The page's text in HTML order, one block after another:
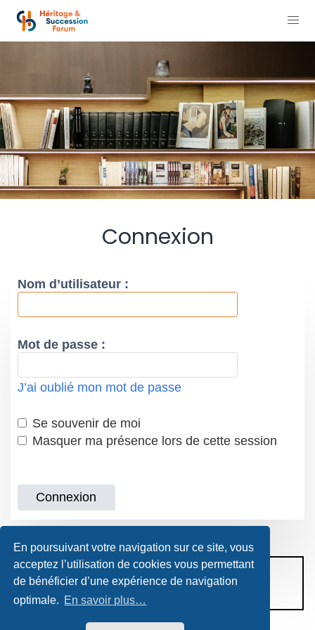
En poursuivant votre navigation sur ce site, vous
acceptez l’utilisation de cookies vous permettant
de bénéficier d’une expérience de navigation
optimale. En savoir plus…
Connexion
Nom d’utilisateur :
Mot de passe :
J’ai oublié mon mot de passe
Se souvenir de moi
Masquer ma présence lors de cette session
CONDITIONS D’UTILISATION
POLITIQUE DE VIE PRIVÉE